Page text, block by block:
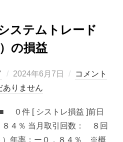
ステムトレード
）の損益
投
稿
2024年6月7日
コメント
ありません
０件 [ シストレ損益 ]前日
８４％ 当月取引回数： ８回
）年率：ー０．８４％ ※概